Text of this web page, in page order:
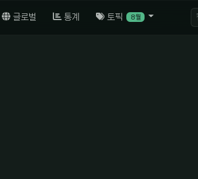
글로벌 통계 토픽 8월